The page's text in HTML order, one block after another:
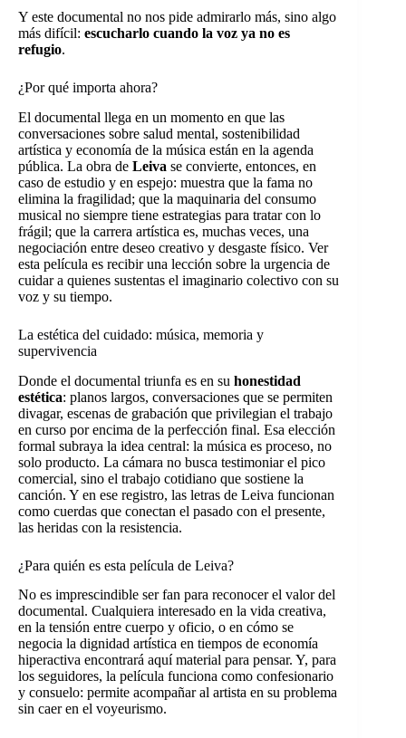
Y este documental no nos pide admirarlo más, sino algo
más difícil: escucharlo cuando la voz ya no es
refugio.
¿Por qué importa ahora?
El documental llega en un momento en que las
conversaciones sobre salud mental, sostenibilidad
artística y economía de la música están en la agenda
pública. La obra de Leiva se convierte, entonces, en
caso de estudio y en espejo: muestra que la fama no
elimina la fragilidad; que la maquinaria del consumo
musical no siempre tiene estrategias para tratar con lo
frágil; que la carrera artística es, muchas veces, una
negociación entre deseo creativo y desgaste físico. Ver
esta película es recibir una lección sobre la urgencia de
cuidar a quienes sustentas el imaginario colectivo con su
voz y su tiempo.
La estética del cuidado: música, memoria y
supervivencia
Donde el documental triunfa es en su honestidad
estética: planos largos, conversaciones que se permiten
divagar, escenas de grabación que privilegian el trabajo
en curso por encima de la perfección final. Esa elección
formal subraya la idea central: la música es proceso, no
solo producto. La cámara no busca testimoniar el pico
comercial, sino el trabajo cotidiano que sostiene la
canción. Y en ese registro, las letras de Leiva funcionan
como cuerdas que conectan el pasado con el presente,
las heridas con la resistencia.
¿Para quién es esta película de Leiva?
No es imprescindible ser fan para reconocer el valor del
documental. Cualquiera interesado en la vida creativa,
en la tensión entre cuerpo y oficio, o en cómo se
negocia la dignidad artística en tiempos de economía
hiperactiva encontrará aquí material para pensar. Y, para
los seguidores, la película funciona como confesionario
y consuelo: permite acompañar al artista en su problema
sin caer en el voyeurismo.